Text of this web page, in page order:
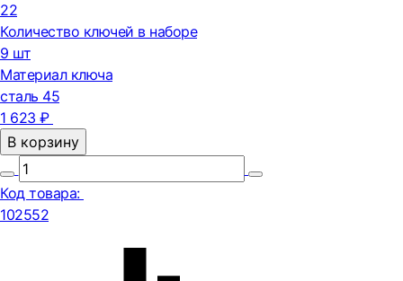
22
Количество ключей в наборе
9 шт
Материал ключа
сталь 45
1 623 ₽
В корзину
Код товара:
102552